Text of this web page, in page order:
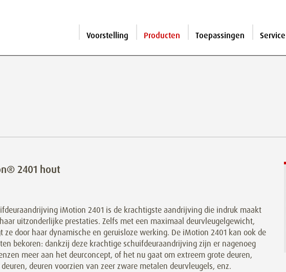
Voorstelling Producten Toepassingen Service
2401 hout
iMotion 2401 is de krachtigste aandrijving die indruk maakt
uitzonderlijke prestaties. Zelfs met een maximaal deurvleugelgewicht,
ze door haar dynamische en geruisloze werking. De iMotion 2401 kan ook de
bekoren: dankzij deze krachtige schuifdeuraandrijving zijn er nagenoeg
meer aan het deurconcept, of het nu gaat om extreem grote deuren,
deuren voorzien van zeer zware metalen deurvleugels, enz.